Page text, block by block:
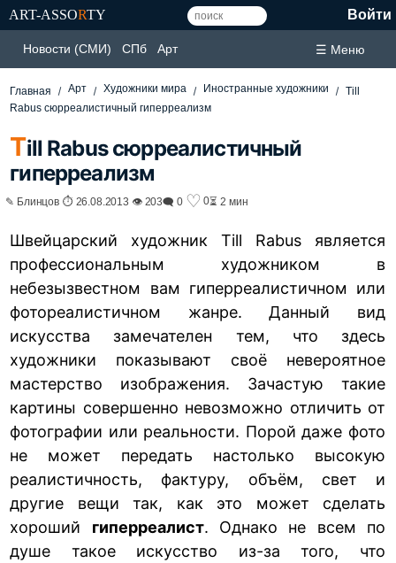
ART-ASSORTY Войти
Новости (СМИ) СПб Арт ☰ Меню
Главная Арт Художники мира Иностранные художники
Till
Rabus сюрреалистичный гиперреализм
Till Rabus сюрреалистичный
гиперреализм
✎ Блинцов ⏱ 26.08.2013 👁 203🗨 0 ♡ 0⏳ 2 мин
Швейцарский художник Till Rabus является
профессиональным художником в
небезызвестном вам гиперреалистичном или
фотореалистичном жанре. Данный вид
искусства замечателен тем, что здесь
художники показывают своё невероятное
мастерство изображения. Зачастую такие
картины совершенно невозможно отличить от
фотографии или реальности. Порой даже фото
не может передать настолько высокую
реалистичность, фактуру, объём, свет и
другие вещи так, как это может сделать
хороший гиперреалист. Однако не всем по
душе такое искусство из-за того, что